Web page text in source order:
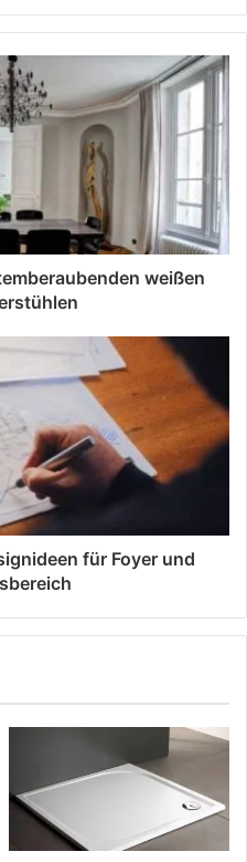
weißen
für Foyer und